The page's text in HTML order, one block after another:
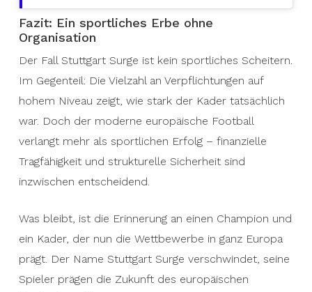
Fazit: Ein sportliches Erbe ohne
Organisation
Der Fall Stuttgart Surge ist kein sportliches Scheitern.
Im Gegenteil: Die Vielzahl an Verpflichtungen auf
hohem Niveau zeigt, wie stark der Kader tatsächlich
war. Doch der moderne europäische Football
verlangt mehr als sportlichen Erfolg – finanzielle
Tragfähigkeit und strukturelle Sicherheit sind
inzwischen entscheidend.
Was bleibt, ist die Erinnerung an einen Champion und
ein Kader, der nun die Wettbewerbe in ganz Europa
prägt. Der Name Stuttgart Surge verschwindet, seine
Spieler prägen die Zukunft des europäischen